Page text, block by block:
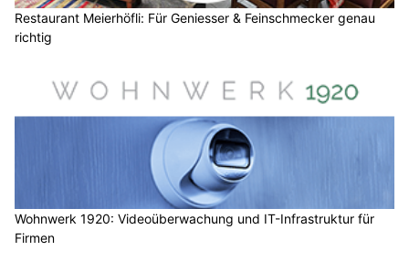
Restaurant Meierhöfli: Für Geniesser & Feinschmecker genau
richtig
Wohnwerk 1920: Videoüberwachung und IT-Infrastruktur für
Firmen